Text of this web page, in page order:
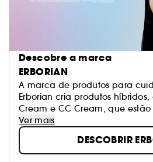
Descobre a marca
ERBORIAN
A marca de produtos para
Erborian cria produtos
Cream e CC Cream, que
entre os cuidados com a pele
Estes produtos respondem a
da marca: fazer com que
É A SUA PELE, TENHA ORGULHO
Ver mais
DESCOBRIR